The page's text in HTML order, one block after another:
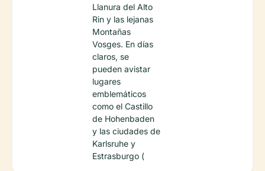
Llanura del Alto
Rin y las lejanas
Montañas
Vosges. En días
claros, se
pueden avistar
lugares
emblemáticos
como el Castillo
de Hohenbaden
y las ciudades de
Karlsruhe y
Estrasburgo (